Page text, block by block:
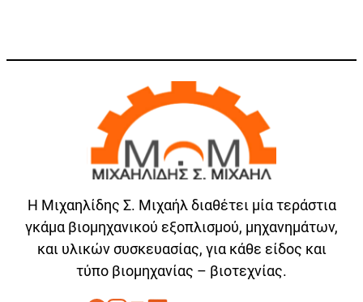
Η Μιχαηλίδης Σ. Μιχαήλ διαθέτει μία τεράστια
γκάμα βιομηχανικού εξοπλισμού, μηχανημάτων,
και υλικών συσκευασίας, για κάθε είδος και
τύπο βιομηχανίας – βιοτεχνίας.